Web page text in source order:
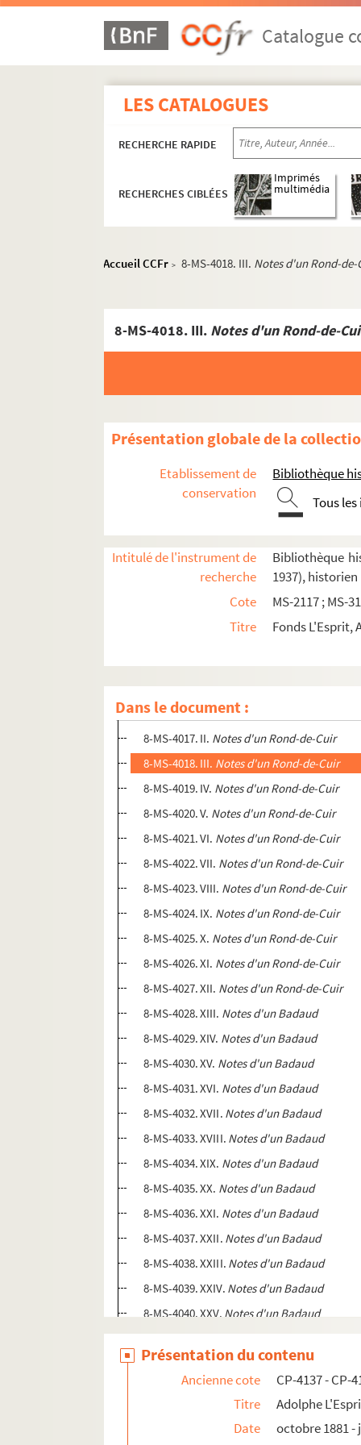
Catalogue
LES CATALOGUES
RECHERCHE RAPIDE
RECHERCHES CIBLÉES
Imprimés
multimédia
Accueil CCFr > 8-MS-4018. III. Notes d'un Rond-de-
8-MS-4018. III. Notes d'un Rond-de-
Présentation globale de la
Etablissement de
conservation
Bibliothèque
Tous
Intitulé de l'instrument de
recherche
Bibliothèque
1937), historien
Cote
MS-2117 ; MS-
Titre
Fonds L'Esprit,
Dans le document :
Adolphe L'Esprit. Journal
8-MS-4016. I.Notes d'un-Rond-de-Cuir
8-MS-4017. II. Notes d'un Rond-de-Cuir
8-MS-4018. III. Notes d'un Rond-de-Cuir
8-MS-4019. IV. Notes d'un Rond-de-Cuir
8-MS-4020. V. Notes d'un Rond-de-Cuir
8-MS-4021. VI. Notes d'un Rond-de-Cuir
8-MS-4022. VII. Notes d'un Rond-de-Cuir
8-MS-4023. VIII. Notes d'un Rond-de-Cuir
8-MS-4024. IX. Notes d'un Rond-de-Cuir
8-MS-4025. X. Notes d'un Rond-de-Cuir
8-MS-4026. XI. Notes d'un Rond-de-Cuir
8-MS-4027. XII. Notes d'un Rond-de-Cuir
8-MS-4028. XIII. Notes d'un Badaud
8-MS-4029. XIV. Notes d'un Badaud
8-MS-4030. XV. Notes d'un Badaud
8-MS-4031. XVI. Notes d'un Badaud
8-MS-4032. XVII. Notes d'un Badaud
8-MS-4033. XVIII. Notes d'un Badaud
8-MS-4034. XIX. Notes d'un Badaud
8-MS-4035. XX. Notes d'un Badaud
8-MS-4036. XXI. Notes d'un Badaud
8-MS-4037. XXII. Notes d'un Badaud
8-MS-4038. XXIII. Notes d'un Badaud
8-MS-4039. XXIV. Notes d'un Badaud
8-MS-4040. XXV. Notes d'un Badaud
8-MS-4041. XXVI.
8-MS-4042. XXVII.Notes d'un Badaud
8-MS-4043. XXVIII. Notes d'un Badaud
Notes d'un Badaud
Notes d'un Badaud
Présentation du contenu
Ancienne cote
CP-4137 - CP-
Titre
Adolphe
Date
octobre 1881 -